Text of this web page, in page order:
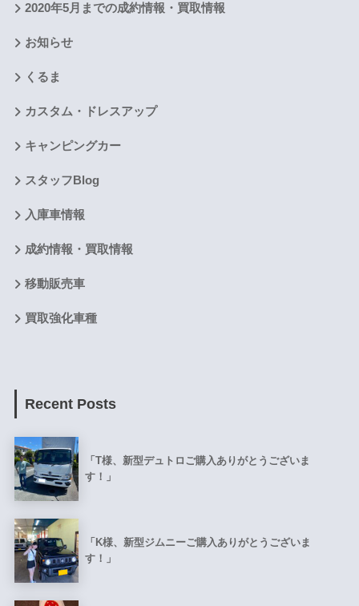
2020年5月までの成約情報・買取情報
お知らせ
くるま
カスタム・ドレスアップ
キャンピングカー
スタッフBlog
入庫車情報
成約情報・買取情報
移動販売車
買取強化車種
Recent Posts
「T様、新型デュトロご購入ありがとうございま
す！」
「K様、新型ジムニーご購入ありがとうございま
す！」